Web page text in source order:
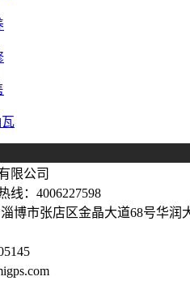
限公司
线：4006227598
博市张店区金晶大道68号华润